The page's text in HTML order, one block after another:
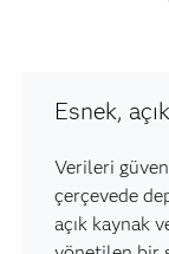
Esnek,
Verileri
çerçevede
açık kaynak